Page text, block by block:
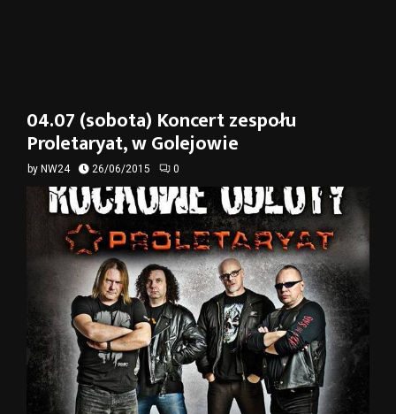
04.07 (sobota) Koncert zespołu
Proletaryat, w Golejowie
by NW24 26/06/2015 0